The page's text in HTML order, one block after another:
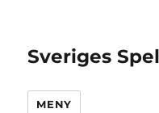
Sveriges
MENY